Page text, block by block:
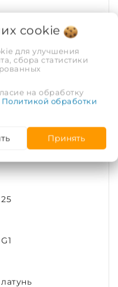
25
G1
25
G1
латунь
cookie
для улучшения
сбора статистики
на обработку
Политикой обработки
Принять